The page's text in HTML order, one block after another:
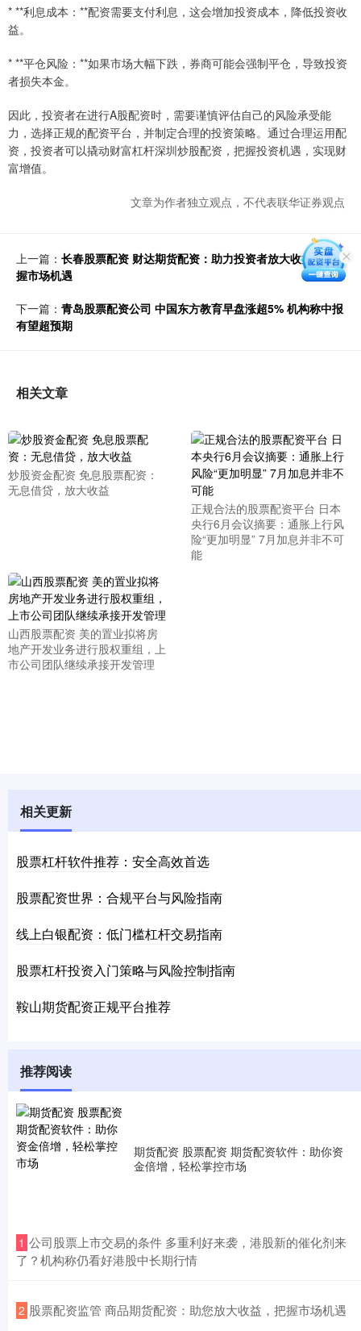
* **利息成本：**配资需要支付利息，这会增加投资成本，降低投资收
益。
* **平仓风险：**如果市场大幅下跌，券商可能会强制平仓，导致投资
者损失本金。
因此，投资者在进行A股配资时，需要谨慎评估自己的风险承受能
力，选择正规的配资平台，并制定合理的投资策略。通过合理运用配
资，投资者可以撬动财富杠杆深圳炒股配资，把握投资机遇，实现财
富增值。
文章为作者独立观点，不代表联华证券观点
上一篇： 长春股票配资 财达期货配资：助力投资者放大收益，把
握市场机遇
下一篇： 青岛股票配资公司 中国东方教育早盘涨超5% 机构称中报
有望超预期
相关文章
炒股资金配资 免息股票配资：
无息借贷，放大收益
正规合法的股票配资平台 日本
央行6月会议摘要：通胀上行风
险“更加明显” 7月加息并非不可
能
山西股票配资 美的置业拟将房
地产开发业务进行股权重组，上
市公司团队继续承接开发管理
相关更新
股票杠杆软件推荐：安全高效首选
股票配资世界：合规平台与风险指南
线上白银配资：低门槛杠杆交易指南
股票杠杆投资入门策略与风险控制指南
鞍山期货配资正规平台推荐
推荐阅读
期货配资 股票配资 期货配资软件：助你资
金倍增，轻松掌控市场
1 ​公司股票上市交易的条件 多重利好来袭，港股新的催化剂来
了？机构称仍看好港股中长期行情
2 ​股票配资监管 商品期货配资：助您放大收益，把握市场机遇